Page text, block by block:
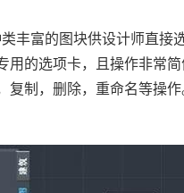
丰富的图块供设计师直接
用的选项卡，且操作非常
复制，删除，重命名等操